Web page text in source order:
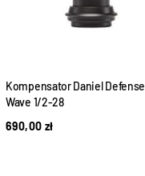
Kompensator Daniel Defense
Wave 1/2-28
690,00 zł